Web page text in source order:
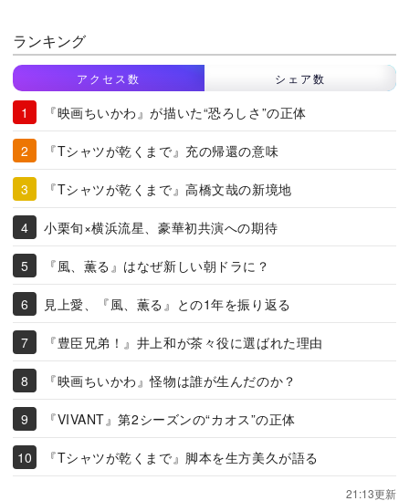
ランキング
アクセス数 シェア数
『映画ちいかわ』が描いた“恐ろしさ”の正体
『Tシャツが乾くまで』充の帰還の意味
『Tシャツが乾くまで』高橋文哉の新境地
小栗旬×横浜流星、豪華初共演への期待
『風、薫る』はなぜ新しい朝ドラに？
見上愛、『風、薫る』との1年を振り返る
『豊臣兄弟！』井上和が茶々役に選ばれた理由
『映画ちいかわ』怪物は誰が生んだのか？
『VIVANT』第2シーズンの“カオス”の正体
『Tシャツが乾くまで』脚本を生方美久が語る
21:13更新